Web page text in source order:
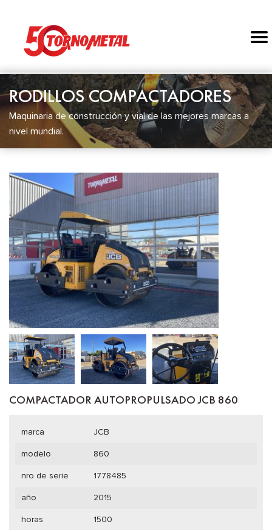
RODILLOS COMPACTADORES
Maquinaria de construcción y vial de las mejores marcas a
nivel mundial.
COMPACTADOR AUTOPROPULSADO JCB 860
marca JCB
modelo 860
nro de serie 1778485
año 2015
horas 1500